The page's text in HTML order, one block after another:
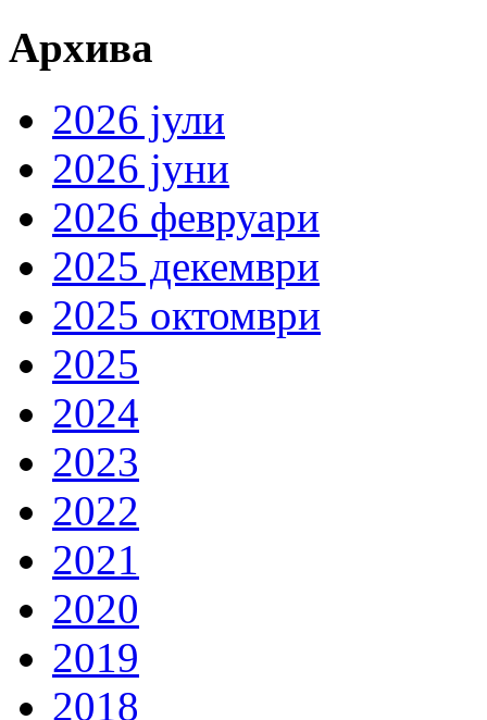
Архива
2026 јули
2026 јуни
2026 февруари
2025 декември
2025 октомври
2025
2024
2023
2022
2021
2020
2019
2018